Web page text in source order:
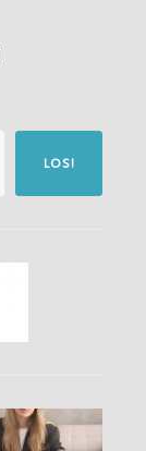
LOS!